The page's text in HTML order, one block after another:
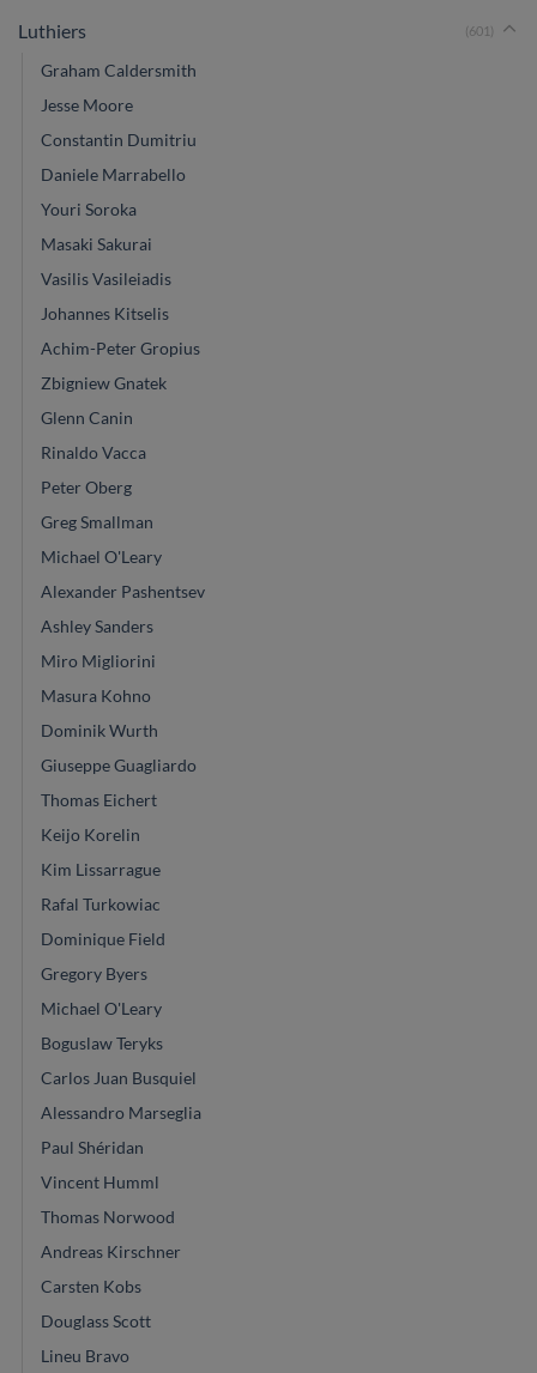
Luthiers (601)
Graham Caldersmith
Jesse Moore
Constantin Dumitriu
Daniele Marrabello
Youri Soroka
Masaki Sakurai
Vasilis Vasileiadis
Johannes Kitselis
Achim-Peter Gropius
Zbigniew Gnatek
Glenn Canin
Rinaldo Vacca
Peter Oberg
Greg Smallman
Michael O'Leary
Alexander Pashentsev
Ashley Sanders
Miro Migliorini
Masura Kohno
Dominik Wurth
Giuseppe Guagliardo
Thomas Eichert
Keijo Korelin
Kim Lissarrague
Rafal Turkowiac
Dominique Field
Gregory Byers
Michael O'Leary
Boguslaw Teryks
Carlos Juan Busquiel
Alessandro Marseglia
Paul Shéridan
Vincent Humml
Thomas Norwood
Andreas Kirschner
Carsten Kobs
Douglass Scott
Lineu Bravo